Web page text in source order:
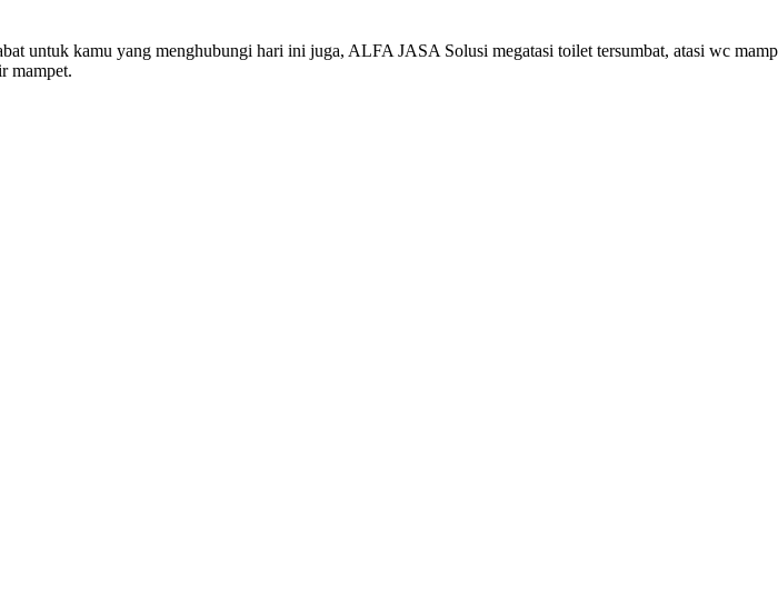
untuk kamu yang menghubungi hari ini juga, ALFA JASA Solusi megatasi toilet tersumbat, atasi wc
mampet.